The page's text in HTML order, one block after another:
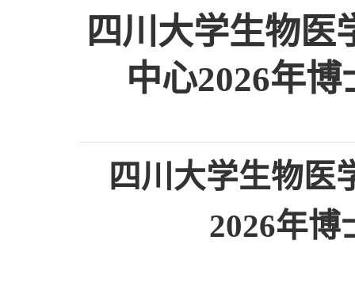
四川大学生物医
中心2026年
四川大学生物医
2026年博